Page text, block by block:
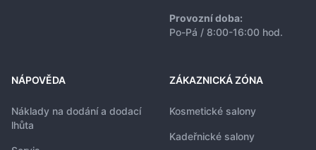
Provozní doba:
Po-Pá / 8:00-16:00 hod.
NÁPOVĚDA
Náklady na dodání a dodací
lhůta
ZÁKAZNICKÁ ZÓNA
Kosmetické salony
Kadeřnické salony